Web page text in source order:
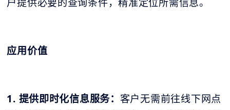
应用价值
1. 提供即时化信息服务： 客户无需前往线下网点